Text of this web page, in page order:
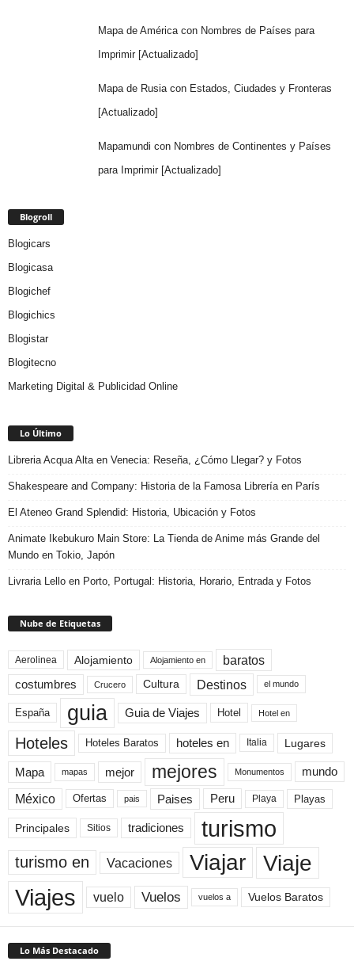
Mapa de América con Nombres de Países para
Imprimir [Actualizado]
Mapa de Rusia con Estados, Ciudades y Fronteras
[Actualizado]
Mapamundi con Nombres de Continentes y Países
para Imprimir [Actualizado]
Blogroll
Blogicars
Blogicasa
Blogichef
Blogichics
Blogistar
Blogitecno
Marketing Digital & Publicidad Online
Lo Último
Libreria Acqua Alta en Venecia: Reseña, ¿Cómo Llegar? y Fotos
Shakespeare and Company: Historia de la Famosa Librería en París
El Ateneo Grand Splendid: Historia, Ubicación y Fotos
Animate Ikebukuro Main Store: La Tienda de Anime más Grande del
Mundo en Tokio, Japón
Livraria Lello en Porto, Portugal: Historia, Horario, Entrada y Fotos
Nube de Etiquetas
Aerolinea Alojamiento Alojamiento en baratos
costumbres Crucero Cultura Destinos el mundo
España guia Guia de Viajes Hotel Hotel en
Hoteles Hoteles Baratos hoteles en Italia Lugares
Mapa mapas mejor mejores Monumentos mundo
México Ofertas pais Paises Peru Playa Playas
Principales Sitios tradiciones turismo
turismo en Vacaciones Viajar Viaje
Viajes vuelo Vuelos vuelos a Vuelos Baratos
Lo Más Destacado